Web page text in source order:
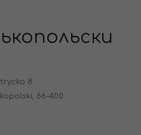
8
66-400